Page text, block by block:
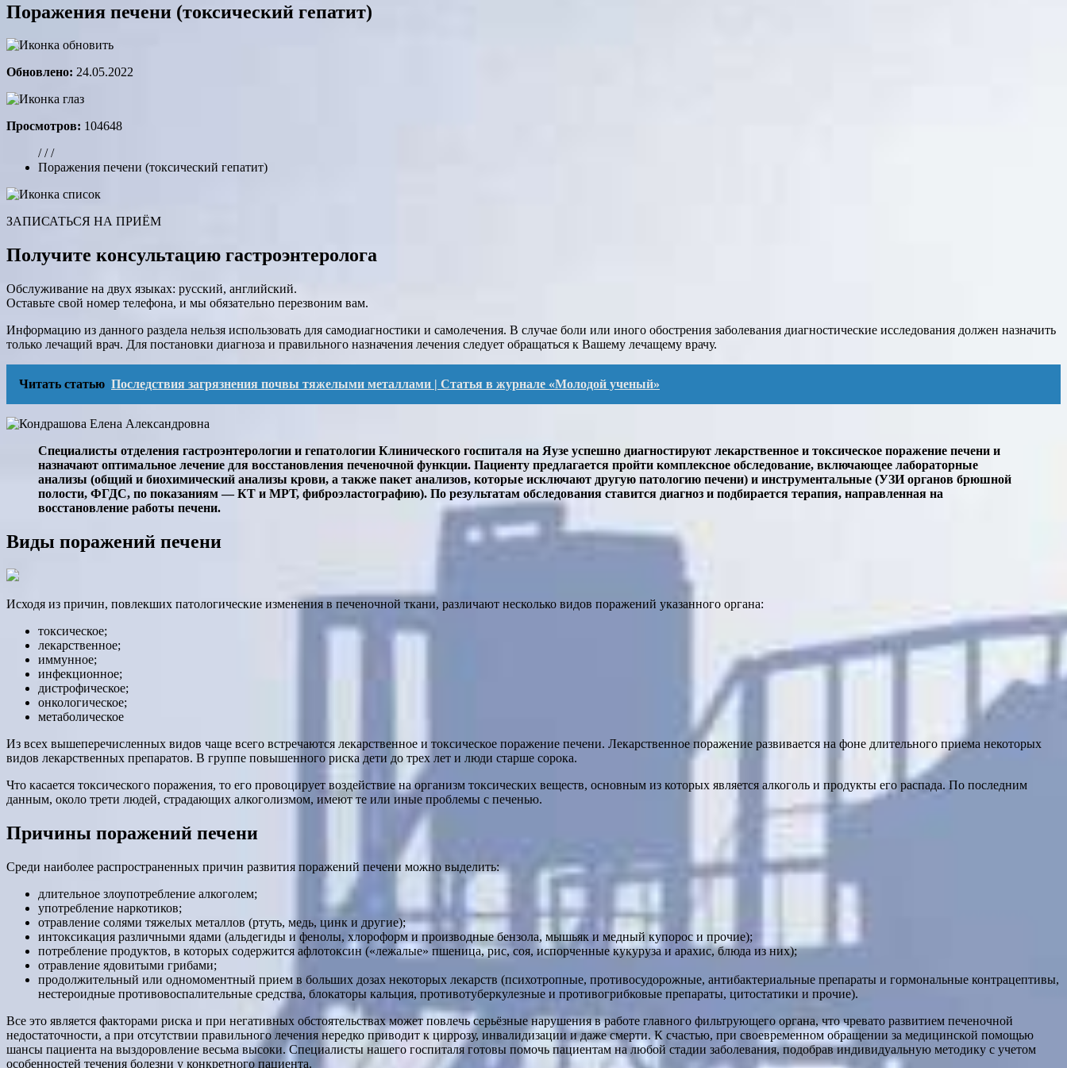
Поражения печени (токсический гепатит)
Обновлено: 24.05.2022
Просмотров: 104648
/ / /
Поражения печени (токсический гепатит)
ЗАПИСАТЬСЯ НА ПРИЁМ
Получите консультацию гастроэнтеролога
Обслуживание на двух языках: русский, английский.
Оставьте свой номер телефона, и мы обязательно перезвоним вам.
Информацию из данного раздела нельзя использовать для самодиагностики и самолечения. В случае боли или иного обострения заболевания диагностические исследования должен назначить
только лечащий врач. Для постановки диагноза и правильного назначения лечения следует обращаться к Вашему лечащему врачу.
Читать статью Последствия загрязнения почвы тяжелыми металлами | Статья в журнале «Молодой ученый»
Специалисты отделения гастроэнтерологии и гепатологии Клинического госпиталя на Яузе успешно диагностируют лекарственное и токсическое поражение печени и
назначают оптимальное лечение для восстановления печеночной функции. Пациенту предлагается пройти комплексное обследование, включающее лабораторные
анализы (общий и биохимический анализы крови, а также пакет анализов, которые исключают другую патологию печени) и инструментальные (УЗИ органов брюшной
полости, ФГДС, по показаниям — КТ и МРТ, фиброэластографию). По результатам обследования ставится диагноз и подбирается терапия, направленная на
восстановление работы печени.
Виды поражений печени
Исходя из причин, повлекших патологические изменения в печеночной ткани, различают несколько видов поражений указанного органа:
токсическое;
лекарственное;
иммунное;
инфекционное;
дистрофическое;
онкологическое;
метаболическое
Из всех вышеперечисленных видов чаще всего встречаются лекарственное и токсическое поражение печени. Лекарственное поражение развивается на фоне длительного приема некоторых
видов лекарственных препаратов. В группе повышенного риска дети до трех лет и люди старше сорока.
Что касается токсического поражения, то его провоцирует воздействие на организм токсических веществ, основным из которых является алкоголь и продукты его распада. По последним
данным, около трети людей, страдающих алкоголизмом, имеют те или иные проблемы с печенью.
Причины поражений печени
Среди наиболее распространенных причин развития поражений печени можно выделить:
длительное злоупотребление алкоголем;
употребление наркотиков;
отравление солями тяжелых металлов (ртуть, медь, цинк и другие);
интоксикация различными ядами (альдегиды и фенолы, хлороформ и производные бензола, мышьяк и медный купорос и прочие);
потребление продуктов, в которых содержится афлотоксин («лежалые» пшеница, рис, соя, испорченные кукуруза и арахис, блюда из них);
отравление ядовитыми грибами;
продолжительный или одномоментный прием в больших дозах некоторых лекарств (психотропные, противосудорожные, антибактериальные препараты и гормональные контрацептивы,
нестероидные противовоспалительные средства, блокаторы кальция, противотуберкулезные и противогрибковые препараты, цитостатики и прочие).
Все это является факторами риска и при негативных обстоятельствах может повлечь серьёзные нарушения в работе главного фильтрующего органа, что чревато развитием печеночной
недостаточности, а при отсутствии правильного лечения нередко приводит к циррозу, инвалидизации и даже смерти. К счастью, при своевременном обращении за медицинской помощью
шансы пациента на выздоровление весьма высоки. Специалисты нашего госпиталя готовы помочь пациентам на любой стадии заболевания, подобрав индивидуальную методику с учетом
особенностей течения болезни у конкретного пациента.